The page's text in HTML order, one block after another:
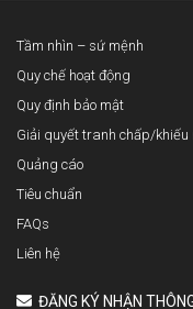
Tầm nhìn – sứ mệnh
Quy chế hoạt động
Quy định bảo mật
Giải quyết tranh chấp/khiếu
Quảng cáo
Tiêu chuẩn
FAQs
Liên hệ
ĐĂNG KÝ NHẬN